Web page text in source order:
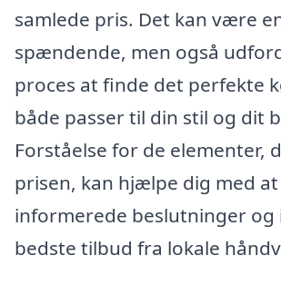
samlede pris. Det kan være
spændende, men også
proces at finde det perfekte
både passer til din stil og dit
Forståelse for de elementer,
prisen, kan hjælpe dig med
informerede beslutninger og
bedste tilbud fra lokale